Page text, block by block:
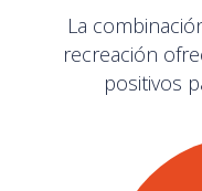
La
recreación
positivos